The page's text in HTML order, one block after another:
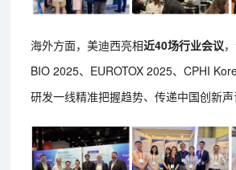
海外方面，美迪西亮相近40场行业会议
BIO 2025、EUROTOX 2025、CPHI
研发一线精准把握趋势、传递中国创新声